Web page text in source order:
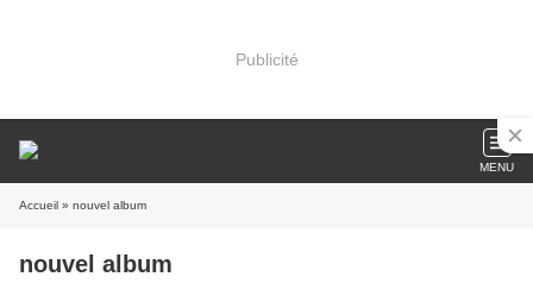
Publicité
MENU
Accueil » nouvel album
nouvel album